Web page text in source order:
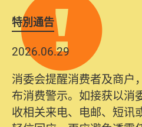
特別通告
2026.06.29
消委会提醒消费者及商户
布消费警示。如接获以消
收相关来电、电邮、短讯